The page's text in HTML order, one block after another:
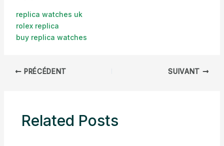
replica watches uk
rolex replica
buy replica watches
PRÉCÉDENT SUIVANT
Related Posts